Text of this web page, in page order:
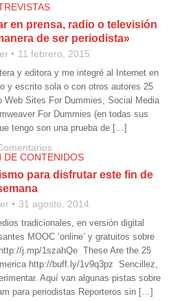
en prensa, radio o televisión
de ser periodista»
11 febrero, 2015
y editora y me integré al Internet en
y escrito sola o con otros autores 25
Web Sites For Dummies, Social Media
For Dummies (en todas sus
tengo son una prueba de […]
DE CONTENIDOS
para disfrutar este fin de
31 agosto, 2014
tradicionales, en versión digital
MOOC ‘online’ y gratuitos sobre
j.mp/1szahQe These Are the 25
http://buff.ly/1v9q3pz Sencillez,
Aquí van algunas pistas sobre
para periodistas Reporteros sin […]